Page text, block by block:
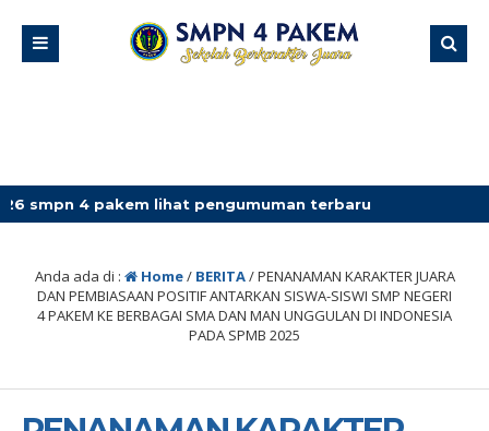
lihat pengumuman terbaru
Anda ada di : Home/ BERITA/PENANAMAN KARAKTER JUARA
DAN PEMBIASAAN POSITIF ANTARKAN SISWA-SISWI SMP NEGERI
4 PAKEM KE BERBAGAI SMA DAN MAN UNGGULAN DI INDONESIA
PADA SPMB 2025